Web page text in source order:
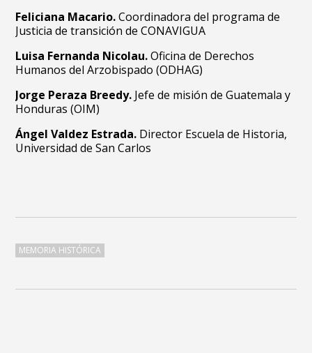
Feliciana Macario.Coordinadora del programa de
Justicia de transición de CONAVIGUA
Luisa Fernanda Nicolau.Oficina de Derechos
Humanos del Arzobispado (ODHAG)
Jorge Peraza Breedy. Jefe de misión de Guatemala y
Honduras (OIM)
Ángel Valdez Estrada. Director Escuela de Historia,
Universidad de San Carlos
MEMORIA HISTÓRICA